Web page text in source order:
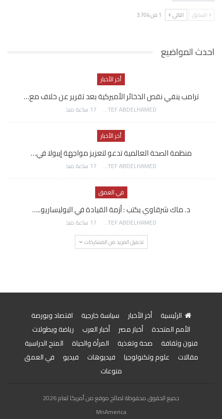
السابق التالي 1 من 3٬704
احدث المواضيع
أخر الأخبار
ترامب ينفي نقص الذخائر الأميركية بعد تقرير عن خلاف مع…
AWATEF ABDELHAMED 17 ساعة منذ
أخر الأخبار
منظمة الصحة العالمية تدعو لتعزيز مواجهة إيبولا في…
AWATEF ABDELHAMED 17 ساعة منذ
في العمق
د. ماك شرقاوي يكتب : أزمة القيادة في البوليساريو..…
AWATEF ABDELHAMED 17 ساعة منذ
تحميل المزيد من المشاركات
الرئيسية أخر الأخبار سياسة خارجية
اقتصاد وبورصة
الأمم المتحدة
أخبار مصر أخبار العرب
رياضة وبطولات
فنون وثقافة
صحة وتغذية المرأة والحياة
المنح الدراسية
مقالات
علوم وتكنولوجيا فيديوهات فيديو
في العمق
منوعات
جميع الحقوق محفوظة لصالح موقع من أمريكا لعام 2026
MnAmerica